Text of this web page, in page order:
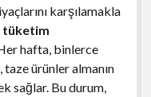
karşılamakla
tüketim
hafta, binlerce
ürünler almanın
sağlar. Bu durum,